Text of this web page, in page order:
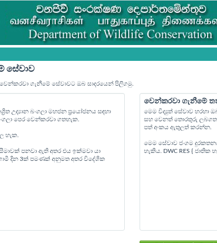
සේවාව
ගැනීමේ සේවාවට ඔබ සාදරයෙන් පිලිගමු.
උද්‍යාන බංගලා මහජන ප්‍රයෝජනය සඳහා
පෙර වෙන්කරවා ගතහැක.
හැක.
පනවා ඇති අතර එය ඉක්මවා යා
දින 3ක් පමණක් අනුමත අතර විදේශික
වෙන්කරවා ගැනීමේ
මෙම විද්‍යුත් සේවාව හරහා
සහ වෙනත් තොරතුරු ලබගත
පත් අංකය ඇතුලත් කරන්න.
මෙම සේවාව ජංගම
හැකිය. DWC RES {